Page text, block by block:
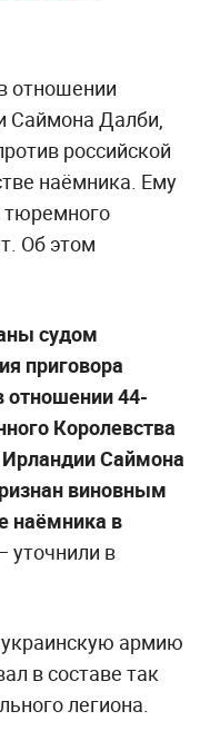
отношении
Саймона Далби,
российской
наёмника. Ему
тюремного
Об этом
судом
приговора
отношении 44-
Королевства
Ирландии Саймона
виновным
наёмника в
уточнили в
армию
в составе так
легиона.